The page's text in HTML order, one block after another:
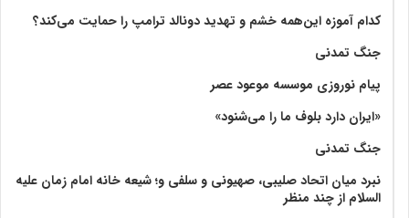
کدام آموزه این‌همه خشم و تهدید دونالد ترامپ را حمایت می‌کند؟
جنگ تمدنی
پیام نوروزی موسسه موعود عصر
«ایران دارد بلوف ما را می‌شنود»
جنگ تمدنی
نبرد میان اتحاد صلیبی، صهیونی و سلفی و؛ شیعه خانه امام زمان علیه
السلام از چند منظر